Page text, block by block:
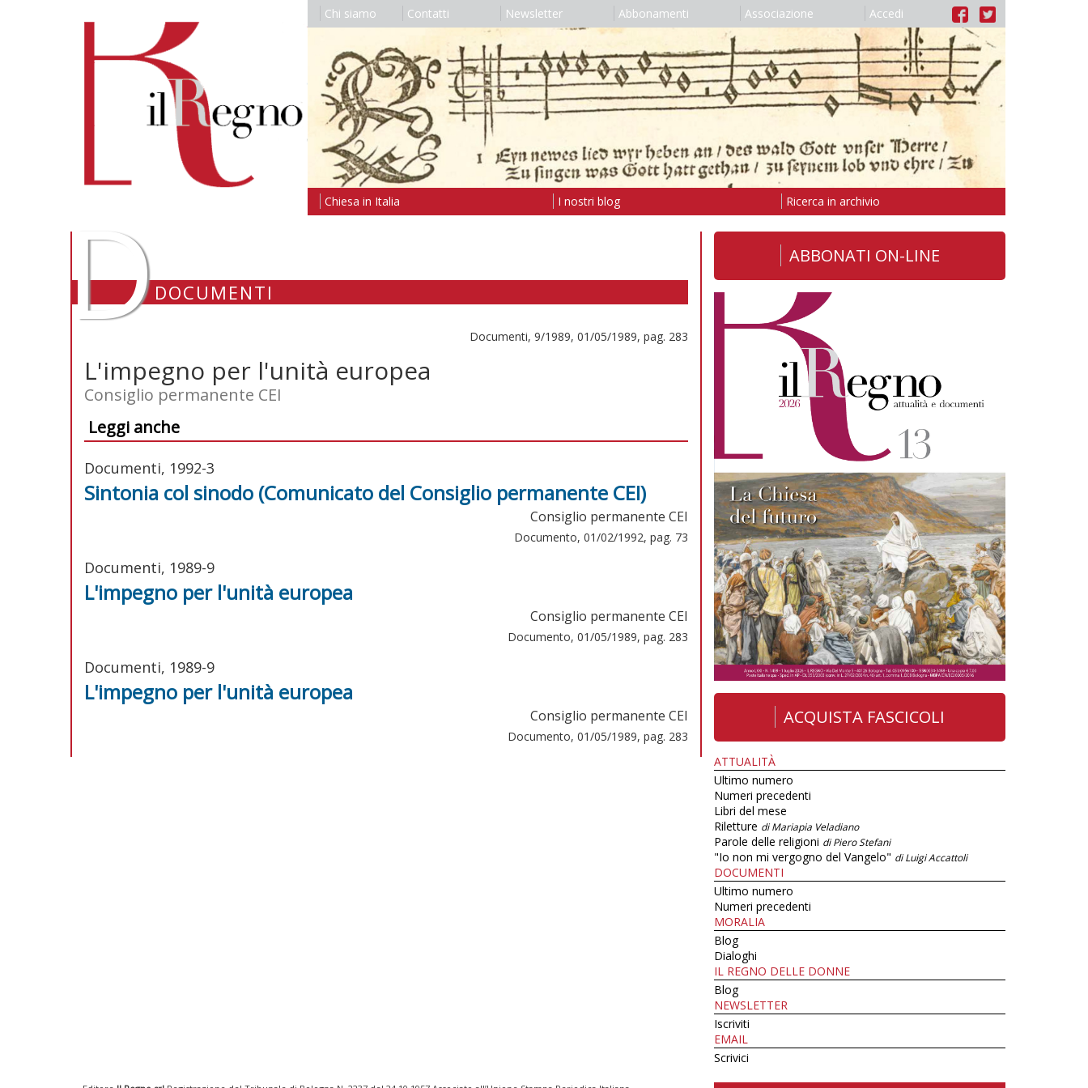
Chi siamo Contatti Newsletter Abbonamenti Associazione Accedi
Chiesa in Italia I nostri blog Ricerca in archivio
DDOCUMENTI
Documenti, 9/1989, 01/05/1989, pag. 283
L'impegno per l'unità europea
Consiglio permanente CEI
Leggi anche
Documenti, 1992-3
Sintonia col sinodo (Comunicato del Consiglio permanente CEI)
Consiglio permanente CEI
Documento, 01/02/1992, pag. 73
Documenti, 1989-9
L'impegno per l'unità europea
Consiglio permanente CEI
Documento, 01/05/1989, pag. 283
Documenti, 1989-9
L'impegno per l'unità europea
Consiglio permanente CEI
Documento, 01/05/1989, pag. 283
ABBONATI ON-LINE
ACQUISTA FASCICOLI
ATTUALITÀ
Ultimo numero
Numeri precedenti
Libri del mese
Riletture di Mariapia Veladiano
Parole delle religioni di Piero Stefani
"Io non mi vergogno del Vangelo" di Luigi Accattoli
DOCUMENTI
Ultimo numero
Numeri precedenti
MORALIA
Blog
Dialoghi
IL REGNO DELLE DONNE
Blog
NEWSLETTER
Iscriviti
EMAIL
Scrivici